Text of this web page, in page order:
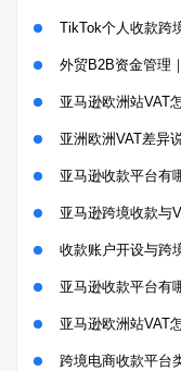
TikTok个人收款跨
外贸B2B资金管理
亚马逊欧洲站VAT
亚洲欧洲VAT差异
亚马逊收款平台有
亚马逊跨境收款与
收款账户开设与跨
亚马逊收款平台有
亚马逊欧洲站VAT
跨境电商收款平台